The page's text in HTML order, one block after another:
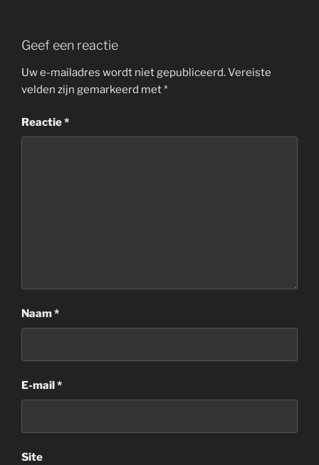
Geef een reactie
Uw e-mailadres wordt niet gepubliceerd.Vereiste
velden zijn gemarkeerd met*
Reactie*
Naam*
E-mail *
Site